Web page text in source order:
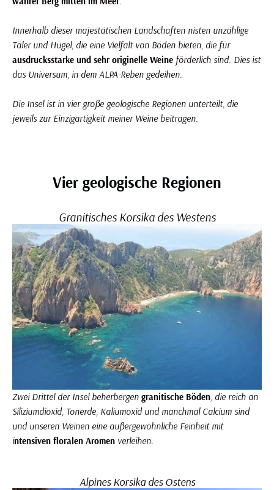
Innerhalb dieser majestätischen Landschaften nisten unzählige
Täler und Hügel, die eine Vielfalt von Böden bieten, die für
ausdrucksstarke und sehr originelle Weine förderlich sind. Dies ist
das Universum, in dem ALPA-Reben gedeihen.
Die Insel ist in vier große geologische Regionen unterteilt, die
jeweils zur Einzigartigkeit meiner Weine beitragen.
Vier geologische Regionen
Granitisches Korsika des Westens
Zwei Drittel der Insel beherbergen granitische Böden, die reich an
Siliziumdioxid, Tonerde, Kaliumoxid und manchmal Calcium sind
und unseren Weinen eine außergewöhnliche Feinheit mit
intensiven floralen Aromen verleihen.
Alpines Korsika des Ostens